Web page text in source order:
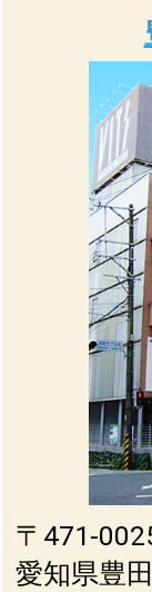
〒471-
愛知県豊